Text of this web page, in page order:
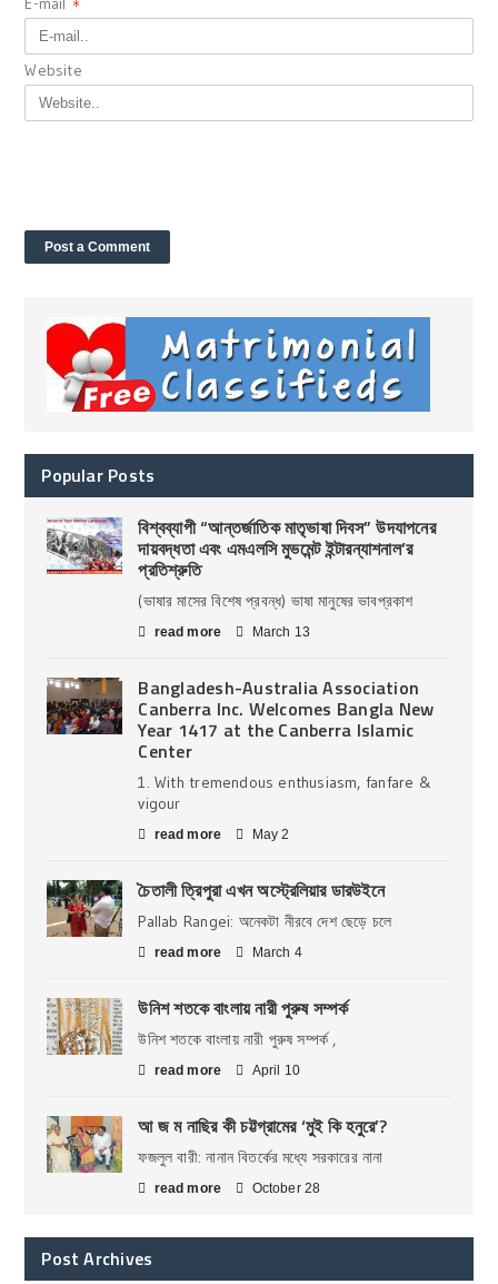
*
Website
Popular Posts
বিশ্বব্যাপী “আন্তর্জাতিক মাতৃভাষা দিবস” উদযাপনের
দায়বদ্ধতা এবং এমএলসি মুভমেন্ট ইন্টারন্যাশনাল’র
প্রতিশ্রুতি
(ভাষার মাসের বিশেষ প্রবন্ধ) ভাষা মানুষের ভাবপ্রকাশ
read more March 13
Bangladesh-Australia Association
Canberra Inc. Welcomes Bangla New
Year 1417 at the Canberra Islamic
Center
1. With tremendous enthusiasm, fanfare &
vigour
read more May 2
চৈতালী ত্রিপুরা এখন অস্ট্রেলিয়ার ডারউইনে
Pallab Rangei: অনেকটা নীরবে দেশ ছেড়ে চলে
read more March 4
উনিশ শতকে বাংলায় নারী পুরুষ সম্পর্ক
উনিশ শতকে বাংলায় নারী পুরুষ সম্পর্ক ,
read more April 10
আ জ ম নাছির কী চট্টগ্রামের ‘মুই কি হনুরে’?
ফজলুল বারী: নানান বিতর্কের মধ্যে সরকারের নানা
read more October 28
Post Archives